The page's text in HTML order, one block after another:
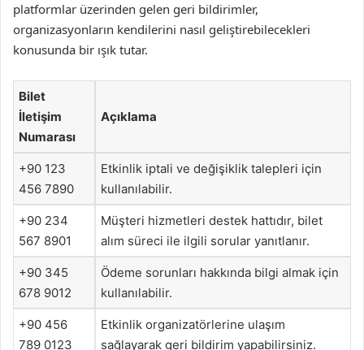
platformlar üzerinden gelen geri bildirimler,
organizasyonların kendilerini nasıl geliştirebilecekleri
konusunda bir ışık tutar.
Bilet
İletişim
Numarası
Açıklama
+90 123
456 7890
Etkinlik iptali ve değişiklik talepleri için
kullanılabilir.
+90 234
567 8901
Müşteri hizmetleri destek hattıdır, bilet
alım süreci ile ilgili sorular yanıtlanır.
+90 345
678 9012
Ödeme sorunları hakkında bilgi almak için
kullanılabilir.
+90 456
789 0123
Etkinlik organizatörlerine ulaşım
sağlayarak geri bildirim yapabilirsiniz.